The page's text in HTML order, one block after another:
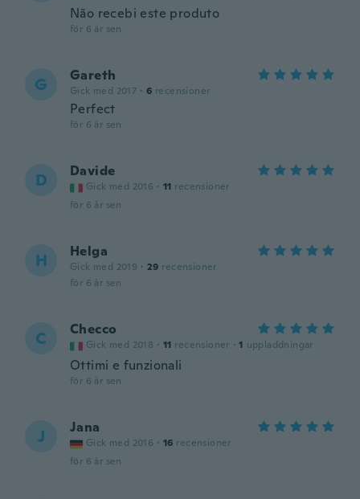
Não recebi este produto
för 6 år sen
G Gareth
Gick med 2017 · 6 recensioner
Perfect
för 6 år sen
D Davide
Gick med 2016 · 11 recensioner
för 6 år sen
H Helga
Gick med 2019 · 29 recensioner
för 6 år sen
C Checco
Gick med 2018 · 11 recensioner · 1 uppladdningar
Ottimi e funzionali
för 6 år sen
J Jana
Gick med 2016 · 16 recensioner
för 6 år sen